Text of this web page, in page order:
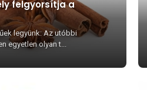
felgyorsítja a
legyünk: Az utóbbi
egyetlen olyan t...